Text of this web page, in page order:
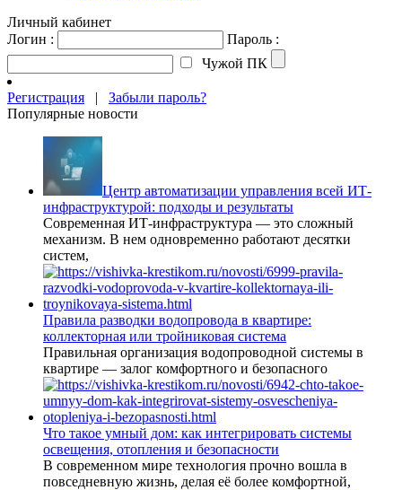
Личный кабинет
Логин :
Пароль :
Чужой ПК
Регистрация | Забыли пароль?
Популярные новости
Центр автоматизации управления всей ИТ-
инфраструктурой: подходы и результаты
Современная ИТ-инфраструктура — это сложный
механизм. В нем одновременно работают десятки
систем,
Правила разводки водопровода в квартире:
коллекторная или тройниковая система
Правильная организация водопроводной системы в
квартире — залог комфортного и безопасного
Что такое умный дом: как интегрировать системы
освещения, отопления и безопасности
В современном мире технология прочно вошла в
повседневную жизнь, делая её более комфортной,